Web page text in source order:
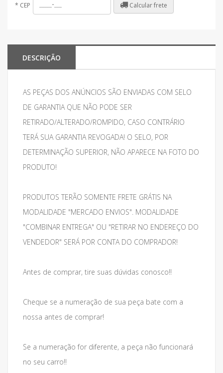
* CEP Calcular frete
DESCRIÇÃO
AS PEÇAS DOS ANÚNCIOS SÃO ENVIADAS COM SELO
DE GARANTIA QUE NÃO PODE SER
RETIRADO/ALTERADO/ROMPIDO, CASO CONTRÁRIO
TERÁ SUA GARANTIA REVOGADA! O SELO, POR
DETERMINAÇÃO SUPERIOR, NÃO APARECE NA FOTO DO
PRODUTO!
PRODUTOS TERÃO SOMENTE FRETE GRÁTIS NA
MODALIDADE "MERCADO ENVIOS". MODALIDADE
"COMBINAR ENTREGA" OU "RETIRAR NO ENDEREÇO DO
VENDEDOR" SERÁ POR CONTA DO COMPRADOR!
Antes de comprar, tire suas dúvidas conosco!!
Cheque se a numeração de sua peça bate com a
nossa antes de comprar!
Se a numeração for diferente, a peça não funcionará
no seu carro!!